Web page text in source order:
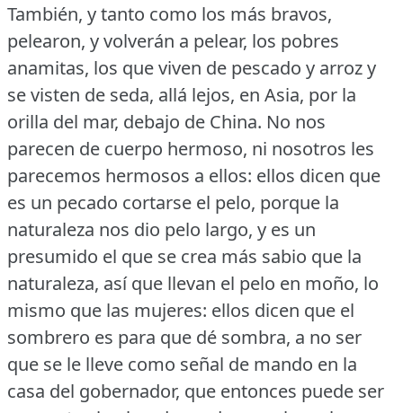
También, y tanto como los más bravos,
pelearon, y volverán a pelear, los pobres
anamitas, los que viven de pescado y arroz y
se visten de seda, allá lejos, en Asia, por la
orilla del mar, debajo de China. No nos
parecen de cuerpo hermoso, ni nosotros les
parecemos hermosos a ellos: ellos dicen que
es un pecado cortarse el pelo, porque la
naturaleza nos dio pelo largo, y es un
presumido el que se crea más sabio que la
naturaleza, así que llevan el pelo en moño, lo
mismo que las mujeres: ellos dicen que el
sombrero es para que dé sombra, a no ser
que se le lleve como señal de mando en la
casa del gobernador, que entonces puede ser